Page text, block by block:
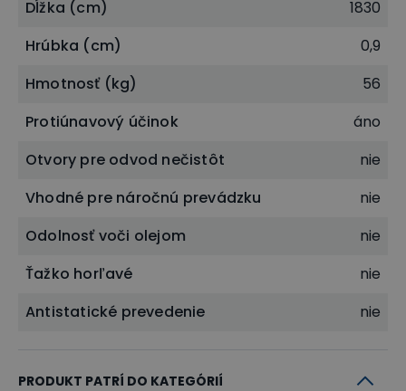
Dĺžka (cm)
1830
Hrúbka (cm)
0,9
Hmotnosť (kg)
56
Protiúnavový účinok
áno
Otvory pre odvod nečistôt
nie
Vhodné pre náročnú prevádzku
nie
Odolnosť voči olejom
nie
Ťažko horľavé
nie
Antistatické prevedenie
nie
PRODUKT PATRÍ DO KATEGÓRIÍ